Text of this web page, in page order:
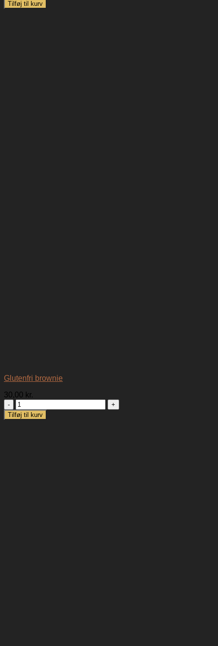
antal
Tilføj til kurv
Glutenfri brownie
30,00 kr.
Glutenfri
brownie
antal
Tilføj til kurv